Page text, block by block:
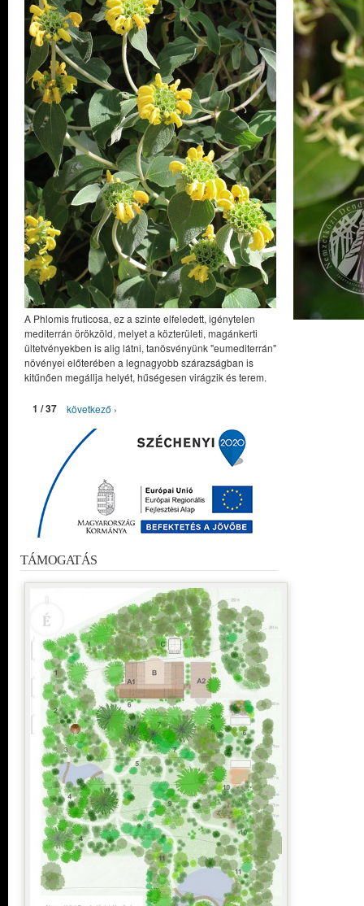
A Phlomis fruticosa, ez a szinte elfeledett, igénytelen
mediterrán örökzöld, melyet a közterületi, magánkerti
ültetvényekben is alig látni, tanösvényünk "eumediterrán"
növényei előterében a legnagyobb szárazságban is
kitűnően megállja helyét, hűségesen virágzik és terem.
1 / 37 következő ›
TÁMOGATÁS